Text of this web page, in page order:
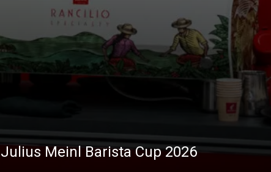
Meinl Barista Cup 2026